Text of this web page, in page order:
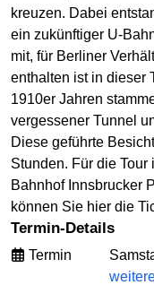
kreuzen. Dabei
ein zukünftiger U-
mit, für Berliner
enthalten ist in dieser
1910er Jahren
vergessener Tunnel
Diese geführte
Stunden. Für die
Bahnhof Innsbrucker
können Sie hier die
Termin-Details
Termin